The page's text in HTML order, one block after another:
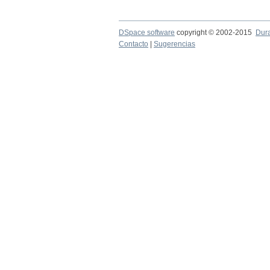
DSpace software copyright © 2002-2015
Contacto
Sugerencias